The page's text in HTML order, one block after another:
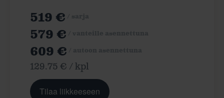
519 €
579 €
609 €
129.75 € / kpl
Tilaa liikkeeseen